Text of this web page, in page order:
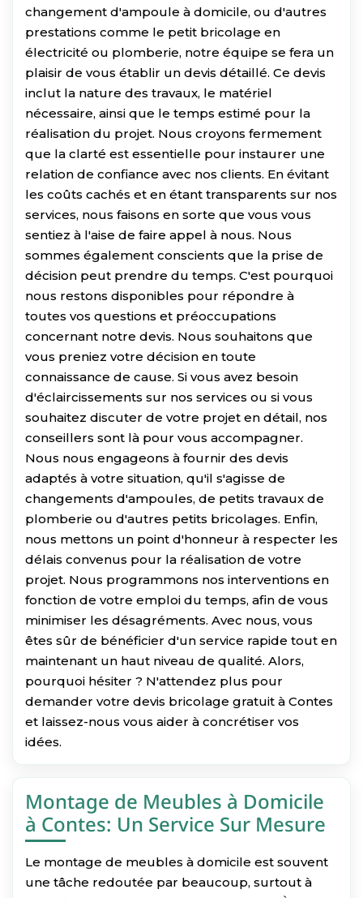
changement d'ampoule à domicile, ou d'autres
prestations comme le petit bricolage en
électricité ou plomberie, notre équipe se fera un
plaisir de vous établir un devis détaillé. Ce devis
inclut la nature des travaux, le matériel
nécessaire, ainsi que le temps estimé pour la
réalisation du projet. Nous croyons fermement
que la clarté est essentielle pour instaurer une
relation de confiance avec nos clients. En évitant
les coûts cachés et en étant transparents sur nos
services, nous faisons en sorte que vous vous
sentiez à l'aise de faire appel à nous. Nous
sommes également conscients que la prise de
décision peut prendre du temps. C'est pourquoi
nous restons disponibles pour répondre à
toutes vos questions et préoccupations
concernant notre devis. Nous souhaitons que
vous preniez votre décision en toute
connaissance de cause. Si vous avez besoin
d'éclaircissements sur nos services ou si vous
souhaitez discuter de votre projet en détail, nos
conseillers sont là pour vous accompagner.
Nous nous engageons à fournir des devis
adaptés à votre situation, qu'il s'agisse de
changements d'ampoules, de petits travaux de
plomberie ou d'autres petits bricolages. Enfin,
nous mettons un point d'honneur à respecter les
délais convenus pour la réalisation de votre
projet. Nous programmons nos interventions en
fonction de votre emploi du temps, afin de vous
minimiser les désagréments. Avec nous, vous
êtes sûr de bénéficier d'un service rapide tout en
maintenant un haut niveau de qualité. Alors,
pourquoi hésiter ? N'attendez plus pour
demander votre devis bricolage gratuit à Contes
et laissez-nous vous aider à concrétiser vos
idées.
Montage de Meubles à Domicile
à Contes: Un Service Sur Mesure
Le montage de meubles à domicile est souvent
une tâche redoutée par beaucoup, surtout à